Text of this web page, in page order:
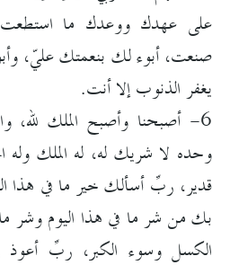
على عهدك ووعدك ما
صنعت، أبوء لك بنعمتك عليّ،
يغفر الذنوب إلا أنت.
6- أصبحنا وأصبح الملك لله،
وحده لا شريك له، له الملك
قدير، ربِّ أسألك خير ما في هذا
بك من شر ما في هذا اليوم
الكسل وسوء الكبر، ربِّ